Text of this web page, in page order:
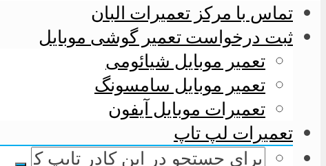
تماس با مرکز تعمیرات البان
ثبت درخواست تعمیر گوشی موبایل
تعمیر موبایل شیائومی
تعمیر موبایل سامسونگ
تعمیرات موبایل آیفون
تعمیرات لپ تاپ